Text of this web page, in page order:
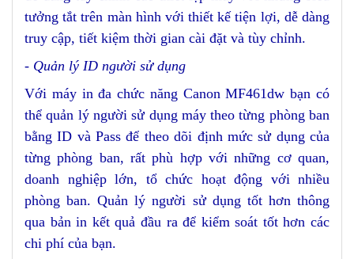
tưởng tắt trên màn hình với thiết kế tiện lợi, dễ dàng
truy cập, tiết kiệm thời gian cài đặt và tùy chỉnh.
- Quản lý ID người sử dụng
Với máy in đa chức năng Canon MF461dw bạn có
thể quản lý người sử dụng máy theo từng phòng ban
bằng ID và Pass để theo dõi định mức sử dụng của
từng phòng ban, rất phù hợp với những cơ quan,
doanh nghiệp lớn, tổ chức hoạt động với nhiều
phòng ban. Quản lý người sử dụng tốt hơn thông
qua bản in kết quả đầu ra để kiểm soát tốt hơn các
chi phí của bạn.